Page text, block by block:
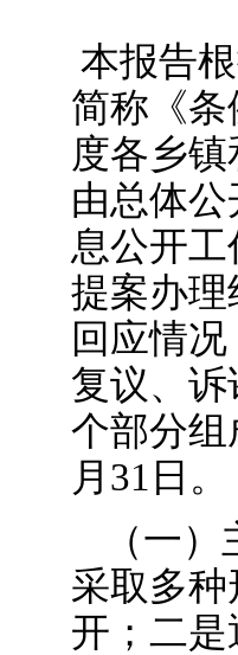
本报告
简称《
度各乡
由总体
息公开
提案办
回应情
复议、
个部分组
月31日。
（一
采取多
开；二